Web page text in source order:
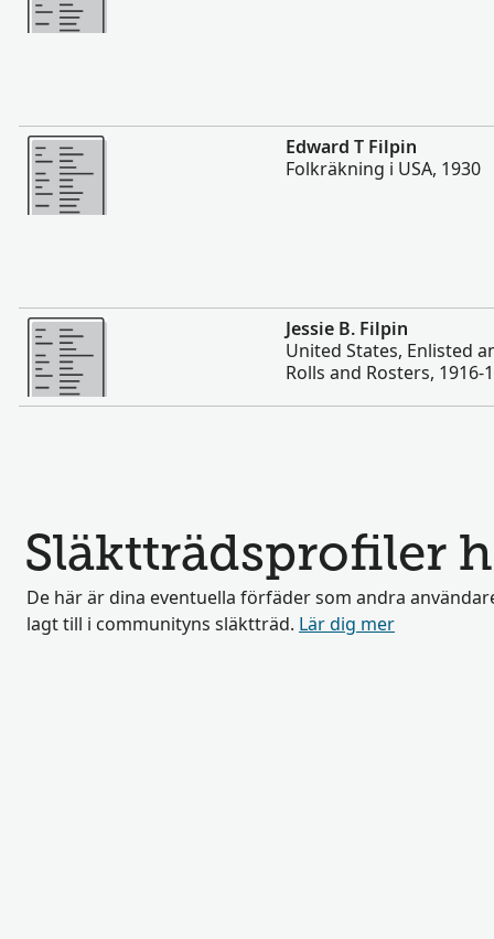
Mer
Edward T Filpin
Folkräkning i USA, 1930
Mer
Jessie B. Filpin
United States, Enlisted
Rolls and Rosters, 1916-
Släktträdsprofiler
De här är dina eventuella förfäder som andra
lagt till i communityns släktträd. Lär dig mer